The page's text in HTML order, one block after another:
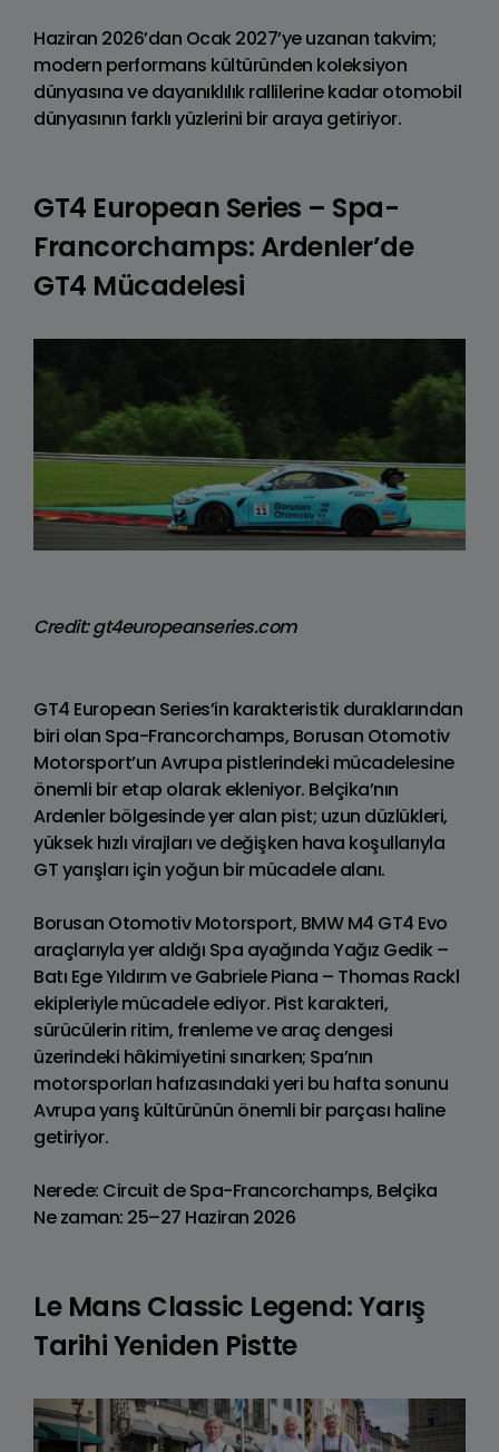
Haziran 2026’dan Ocak 2027’ye uzanan takvim;
modern performans kültüründen koleksiyon
dünyasına ve dayanıklılık rallilerine kadar otomobil
dünyasının farklı yüzlerini bir araya getiriyor.
GT4 European Series – Spa-
Francorchamps: Ardenler’de
GT4 Mücadelesi
Credit: gt4europeanseries.com
GT4 European Series’in karakteristik duraklarından
biri olan Spa-Francorchamps, Borusan Otomotiv
Motorsport’un Avrupa pistlerindeki mücadelesine
önemli bir etap olarak ekleniyor. Belçika’nın
Ardenler bölgesinde yer alan pist; uzun düzlükleri,
yüksek hızlı virajları ve değişken hava koşullarıyla
GT yarışları için yoğun bir mücadele alanı.
Borusan Otomotiv Motorsport, BMW M4 GT4 Evo
araçlarıyla yer aldığı Spa ayağında Yağız Gedik –
Batı Ege Yıldırım ve Gabriele Piana – Thomas Rackl
ekipleriyle mücadele ediyor. Pist karakteri,
sürücülerin ritim, frenleme ve araç dengesi
üzerindeki hâkimiyetini sınarken; Spa’nın
motorsporları hafızasındaki yeri bu hafta sonunu
Avrupa yarış kültürünün önemli bir parçası haline
getiriyor.
Nerede: Circuit de Spa-Francorchamps, Belçika
Ne zaman: 25–27 Haziran 2026
Le Mans Classic Legend: Yarış
Tarihi Yeniden Pistte